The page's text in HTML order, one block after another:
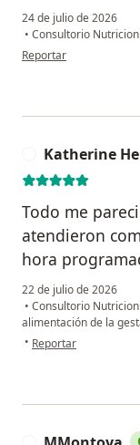
24 de julio de 2026
• Consultorio
en opinión del usuario CL
Reportar
Katherine
Todo me
atendieron
hora
22 de julio de 2026
• Consultorio
alimentación de la
• en opinión del
Reportar